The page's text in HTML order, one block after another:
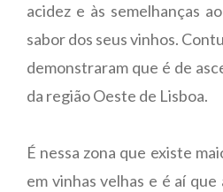
acidez e às semelhanças
sabor dos seus vinhos.
demonstraram que é de
da região Oeste de Lisboa.
É nessa zona que existe
em vinhas velhas e é aí